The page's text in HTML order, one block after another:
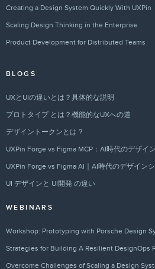
Creating a Design System Quickly With UXPin
Scaling Design Thinking in the Enterprise
Product Development for Distributed Teams
BLOGS
UXとUIの違いとは？具体的な説明
プロトタイプ とは？機能的なUXへの道
デザイントークンとは？
UXPin Forge vs Figma AI｜AI時代のデザイン
UI デザインと UI開発 の違い
WEBINARS
Workshop: Prototyping with Porsche Design
Strategies for Building A Resilient DesignOps
Overcome Challenges of Scaling a Design